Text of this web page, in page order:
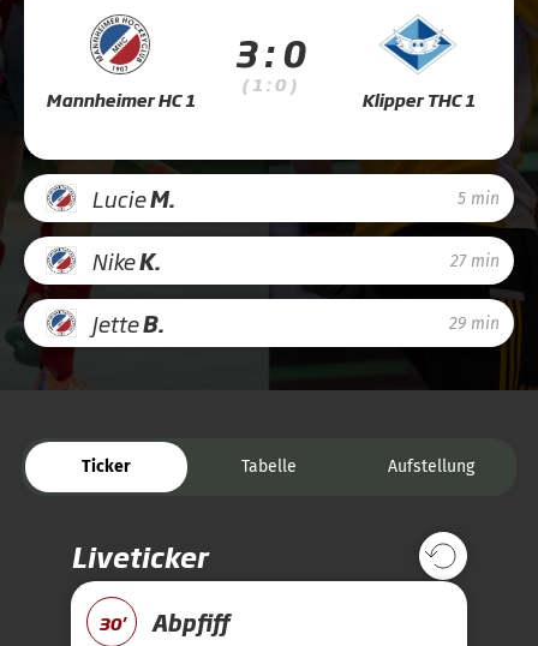
Mannheimer HC 1
3 : 0
( 1 : 0 )
Klipper THC 1
LucieM. 5 min
NikeK. 27 min
JetteB. 29 min
Ticker Tabelle Aufstellung
Liveticker
30' Abpfiff